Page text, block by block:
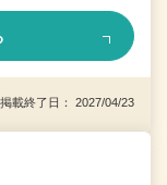
載終了日： 2027/04/23